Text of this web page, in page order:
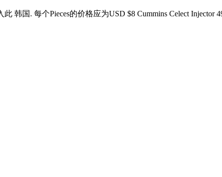
韩国. 每个Pieces的价格应为USD $8 Cummins Celect Injector